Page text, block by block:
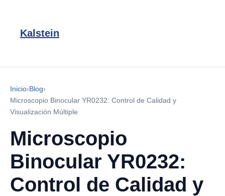
Kalstein
Inicio›Blog›
Microscopio Binocular YR0232: Control de Calidad y
Visualización Múltiple
Microscopio
Binocular YR0232:
Control de Calidad y